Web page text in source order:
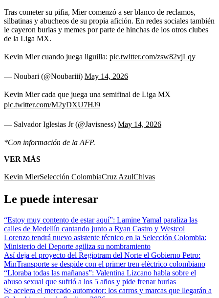
Tras cometer su pifia, Mier comenzó a ser blanco de reclamos,
silbatinas y abucheos de su propia afición. En redes sociales también
le cayeron burlas y memes por parte de hinchas de los otros clubes
de la Liga MX.
Kevin Mier cuando juega liguilla: pic.twitter.com/zsw82vjLqy
— Noubari (@Noubariii) May 14, 2026
Kevin Mier cada que juega una semifinal de Liga MX
pic.twitter.com/M2yDXU7HJ9
— Salvador Iglesias Jr (@Javisness) May 14, 2026
*Con información de la AFP.
VER MÁS
Kevin MierSelección ColombiaCruz AzulChivas
Le puede interesar
“Estoy muy contento de estar aquí”: Lamine Yamal paraliza las
calles de Medellín cantando junto a Ryan Castro y Westcol
Lorenzo tendrá nuevo asistente técnico en la Selección Colombia:
Ministerio del Deporte agiliza su nombramiento
Así deja el proyecto del Regiotram del Norte el Gobierno Petro:
MinTransporte se despide con el primer tren eléctrico colombiano
“Lloraba todas las mañanas”: Valentina Lizcano habla sobre el
abuso sexual que sufrió a los 5 años y pide frenar burlas
Se acelera el mercado automotor: los carros y marcas que llegarán a